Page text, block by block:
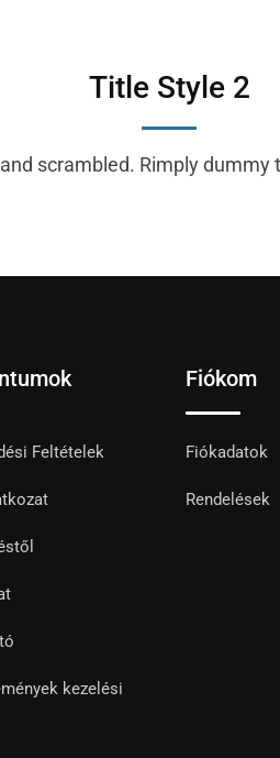
Title Style 2
scrambled. Rimply
Feltételek
kezelési
Fiókom
Fiókadatok
Rendelések